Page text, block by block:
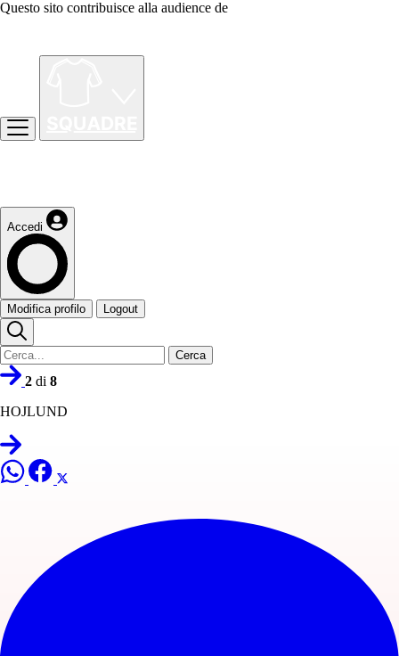
Questo sito contribuisce alla audience de
Accedi
Modifica profilo Logout
Cerca
2 di 8
HOJLUND